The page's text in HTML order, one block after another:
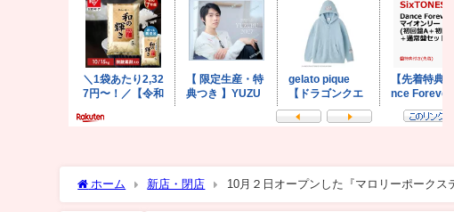
ホーム 新店・閉店 10月２日オープンした『マロリーポークス